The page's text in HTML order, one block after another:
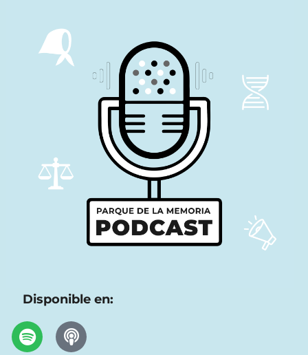
Disponible en: